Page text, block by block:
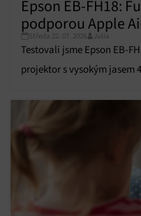
Přiřazování a kombinování
údajů, Propojení různých
zařízení na základě
informací.
Zajištění bezpečnosti,
voleb ochrany osobních
Epson EB-FH18:
podporou Apple
Středa 22. 07. 2026 Julia
Testovali jsme Epson EB-
projektor s vysokým jasem